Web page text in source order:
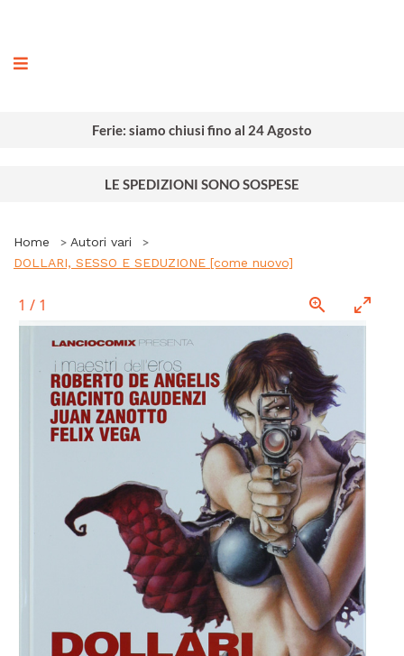
Ferie: siamo chiusi fino al 24 Agosto
LE SPEDIZIONI SONO SOSPESE
Home
Autori vari
DOLLARI, SESSO E SEDUZIONE [come nuovo]
1 / 1